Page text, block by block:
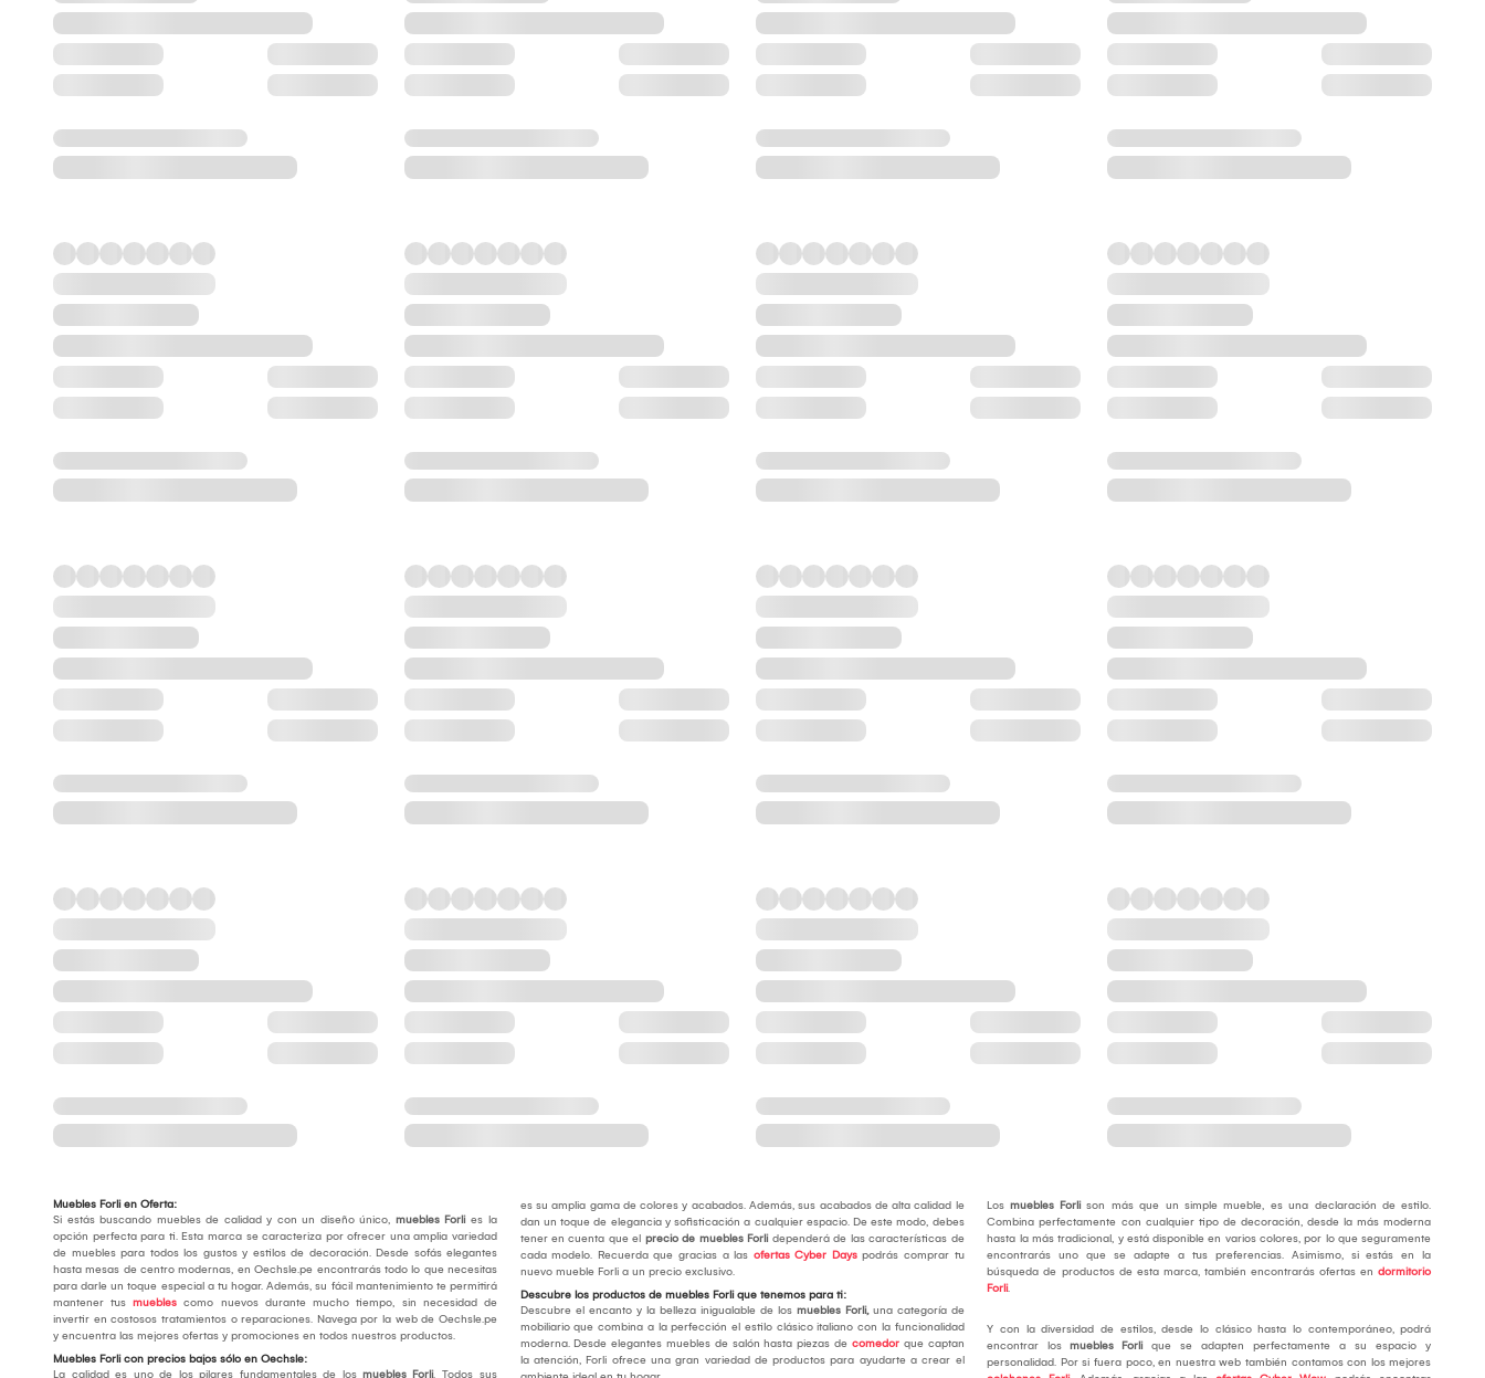
Muebles Forli en Oferta:
Si estás buscando muebles de calidad y con un diseño único, muebles Forli es la
opción perfecta para ti. Esta marca se caracteriza por ofrecer una amplia variedad
de muebles para todos los gustos y estilos de decoración. Desde sofás elegantes
hasta mesas de centro modernas, en Oechsle.pe encontrarás todo lo que necesitas
para darle un toque especial a tu hogar. Además, su fácil mantenimiento te permitirá
mantener tus muebles como nuevos durante mucho tiempo, sin necesidad de
invertir en costosos tratamientos o reparaciones. Navega por la web de Oechsle.pe
y encuentra las mejores ofertas y promociones en todos nuestros productos.
Muebles Forli con precios bajos sólo en Oechsle:
La calidad es uno de los pilares fundamentales de los muebles Forli. Todos sus
es su amplia gama de colores y acabados. Además, sus acabados de alta calidad le
dan un toque de elegancia y sofisticación a cualquier espacio. De este modo, debes
tener en cuenta que el precio de muebles Forli dependerá de las características de
cada modelo. Recuerda que gracias a las ofertas Cyber Dayspodrás comprar tu
nuevo mueble Forli a un precio exclusivo.
Descubre los productos de muebles Forli que tenemos para ti:
Descubre el encanto y la belleza inigualable de los muebles Forli,una categoría de
mobiliario que combina a la perfección el estilo clásico italiano con la funcionalidad
moderna. Desde elegantes muebles de salón hasta piezas de comedorque captan
la atención, Forli ofrece una gran variedad de productos para ayudarte a crear el
Losmuebles Forlison más que un simple mueble, es una declaración de estilo.
Combina perfectamente con cualquier tipo de decoración, desde la más moderna
hasta la más tradicional, y está disponible en varios colores, por lo que seguramente
encontrarás uno que se adapte a tus preferencias. Asimismo, si estás en la
búsqueda de productos de esta marca, también encontrarás ofertas endormitorio
Forli.
Y con la diversidad de estilos, desde lo clásico hasta lo contemporáneo, podrá
encontrar losmuebles Forlique se adapten perfectamente a su espacio y
personalidad. Por si fuera poco, en nuestra web también contamos con los mejores